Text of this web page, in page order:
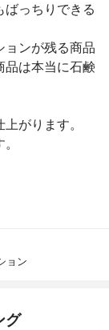
ばっちりできる
ョンが残る商品
品は本当に石鹸
がります。
ョン
グ